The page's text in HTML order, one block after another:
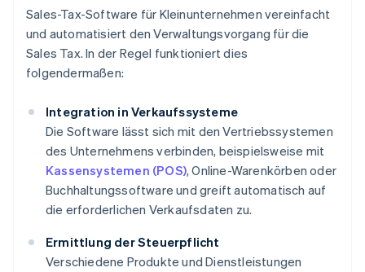
Sales-Tax-Software für Kleinunternehmen vereinfacht
und automatisiert den Verwaltungsvorgang für die
Sales Tax. In der Regel funktioniert dies
folgendermaßen:
Integration in Verkaufssysteme
Die Software lässt sich mit den Vertriebssystemen
des Unternehmens verbinden, beispielsweise mit
Kassensystemen (POS), Online-Warenkörben oder
Buchhaltungssoftware und greift automatisch auf
die erforderlichen Verkaufsdaten zu.
Ermittlung der Steuerpflicht
Verschiedene Produkte und Dienstleistungen